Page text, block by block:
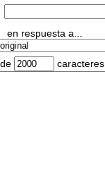
en respuesta a...